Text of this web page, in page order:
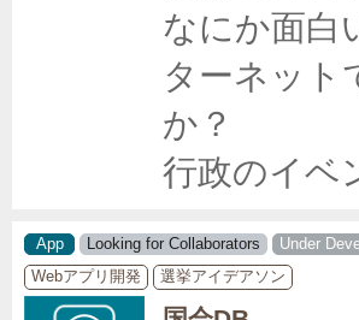
なにか面白
ターネット
か？
行政のイベ
App Looking for Collaborators Under
Webアプリ開発
選挙アイデアソン